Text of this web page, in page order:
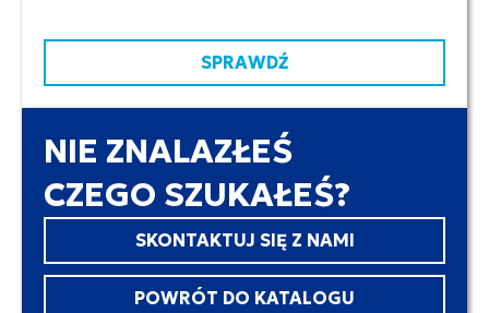
SPRAWDŹ
NIE ZNALAZŁEŚ
CZEGO SZUKAŁEŚ?
SKONTAKTUJ SIĘ Z NAMI
POWRÓT DO KATALOGU